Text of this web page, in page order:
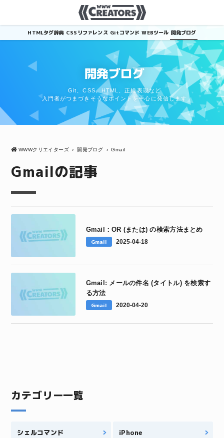
HTMLタグ辞典 CSSリファレンス Gitコマンド WEBツール 開発ブログ
開発ブログ
Git、CSS、HTML、正規表現など
入門者がつまづきそうなポイントを中心に発信します
WWWクリエイターズ › 開発ブログ › Gmail
Gmailの記事
Gmail：OR (または) の検索方法まとめ
Gmail 2025-04-18
Gmail: メールの件名 (タイトル) を検索す
る方法
Gmail 2020-04-20
カテゴリー一覧
シェルコマンド iPhone